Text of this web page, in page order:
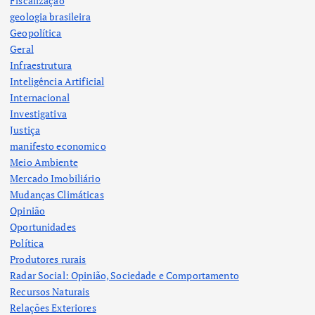
geologia brasileira
Geopolítica
Geral
Infraestrutura
Inteligência Artificial
Internacional
Investigativa
Justiça
manifesto economico
Meio Ambiente
Mercado Imobiliário
Mudanças Climáticas
Opinião
Oportunidades
Política
Produtores rurais
Radar Social: Opinião, Sociedade e Comportamento
Recursos Naturais
Relações Exteriores